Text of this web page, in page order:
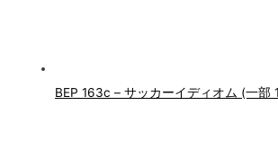
BEP 163c – サッカーイディオム (一部